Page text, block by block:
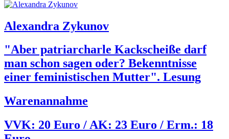
Alexandra Zykunov
"Aber patriarcharle Kackscheiße darf
man schon sagen oder? Bekenntnisse
einer feministischen Mutter". Lesung
Warenannahme
VVK: 20 Euro / AK: 23 Euro / Erm.: 18